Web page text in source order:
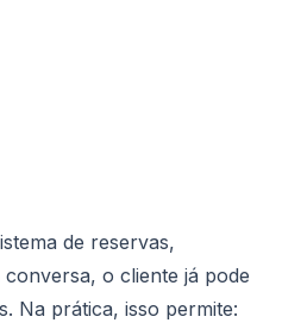
de reservas,
o cliente já pode
Na prática, isso permite: